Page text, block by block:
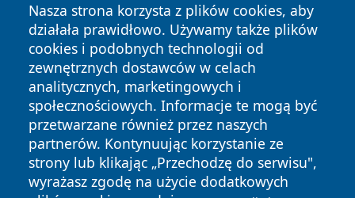
Nasza strona korzysta z plików cookies, aby
działała prawidłowo. Używamy także plików
cookies i podobnych technologii od
zewnętrznych dostawców w celach
analitycznych, marketingowych i
społecznościowych. Informacje te mogą być
przetwarzane również przez naszych
partnerów. Kontynuując korzystanie ze
strony lub klikając „Przechodzę do serwisu",
wyrażasz zgodę na użycie dodatkowych
Copyright © 2026 tuzamosc.pl Wszystkie prawa zastrzeżone.
News Autorzy
Polityka
Prywatności
Polityka
Cookies